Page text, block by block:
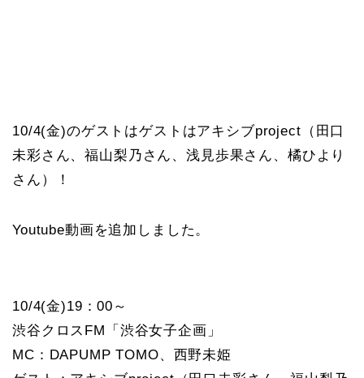
10/4(金)のゲストはゲストはアキシブproject（田口
未彩さん、福山梨乃さん、浅見歩果さん、橘ひより
さん）！
Youtube動画を追加しました。
10/4(金)19：00～
渋谷クロスFM「渋谷女子企画」
MC：DAPUMP TOMO、西野未姫